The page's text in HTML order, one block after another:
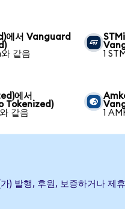
에서 Vanguard
같음
1
에서
Tokenized)
같음
1
) 발행, 후원, 보증하거나